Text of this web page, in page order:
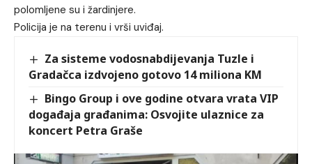
polomljene su i žardinjere.
Policija je na terenu i vrši uviđaj.
Za sisteme vodosnabdijevanja Tuzle i
Gradačca izdvojeno gotovo 14 miliona KM
Bingo Group i ove godine otvara vrata VIP
događaja građanima: Osvojite ulaznice za
koncert Petra Graše